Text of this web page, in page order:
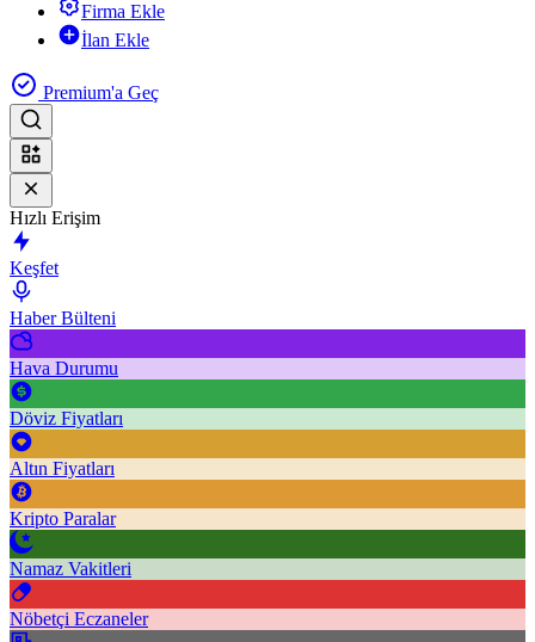
Firma Ekle
İlan Ekle
Premium'a Geç
Hızlı Erişim
Keşfet
Haber Bülteni
Hava Durumu
Döviz Fiyatları
Altın Fiyatları
Kripto Paralar
Namaz Vakitleri
Nöbetçi Eczaneler